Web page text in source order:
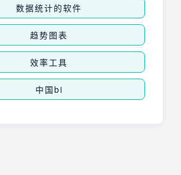
数据统计的软件
趋势图表
效率工具
中国bi